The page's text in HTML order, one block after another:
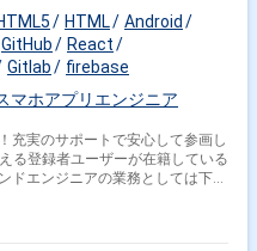
HTML
Android
GitHub
React
Gitlab
firebase
マホアプリエンジニア
充実のサポートで安心して参画し
ドエンジニアの業務としては下記
環境構築 -ドキュメンテーショ